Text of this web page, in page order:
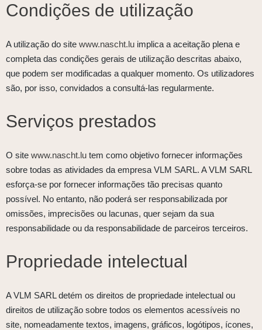
Condições de utilização
A utilização do site www.nascht.lu implica a aceitação plena e
completa das condições gerais de utilização descritas abaixo,
que podem ser modificadas a qualquer momento. Os utilizadores
são, por isso, convidados a consultá-las regularmente.
Serviços prestados
O site www.nascht.lu tem como objetivo fornecer informações
sobre todas as atividades da empresa VLM SARL. A VLM SARL
esforça-se por fornecer informações tão precisas quanto
possível. No entanto, não poderá ser responsabilizada por
omissões, imprecisões ou lacunas, quer sejam da sua
responsabilidade ou da responsabilidade de parceiros terceiros.
Propriedade intelectual
A VLM SARL detém os direitos de propriedade intelectual ou
direitos de utilização sobre todos os elementos acessíveis no
site, nomeadamente textos, imagens, gráficos, logótipos, ícones,